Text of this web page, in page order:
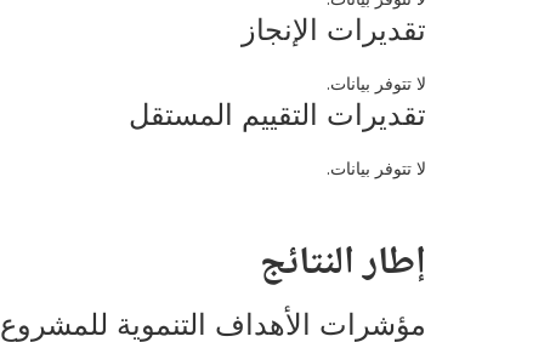
تقديرات الإنجاز
لا تتوفر بيانات.
تقديرات التقييم المستقل
لا تتوفر بيانات.
إطار النتائج
مؤشرات الأهداف التنموية للمشروع